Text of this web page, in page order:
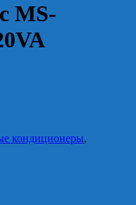
MS-
кондиционеры,